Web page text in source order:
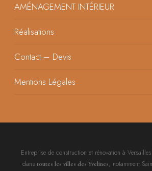
AMÉNAGEMENT INTÉRIEUR
Réalisations
Contact – Devis
Mentions Légales
Entreprise de construction et rénovation à
dans toutes les villes des Yvelines, notamment